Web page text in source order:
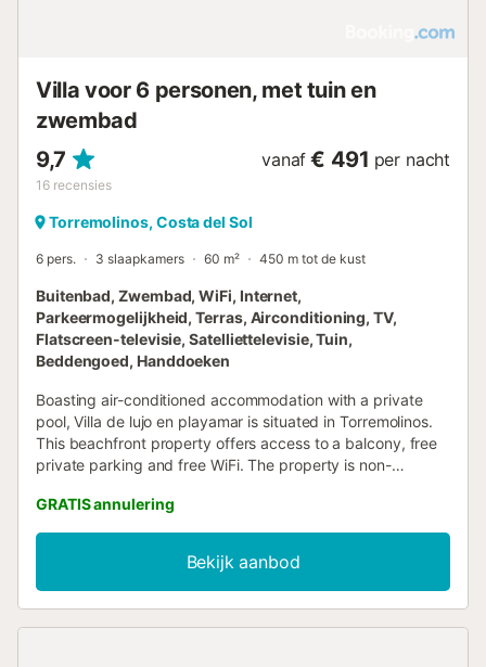
Villa voor 6 personen, met tuin en
zwembad
9,7
16 recensies
vanaf € 491 per nacht
Torremolinos, Costa del Sol
6 pers. 3 slaapkamers 60 m² 450 m tot de kust
Buitenbad, Zwembad, WiFi, Internet,
Parkeermogelijkheid, Terras, Airconditioning, TV,
Flatscreen-televisie, Satelliettelevisie, Tuin,
Beddengoed, Handdoeken
Boasting air-conditioned accommodation with a private
pool, Villa de lujo en playamar is situated in Torremolinos.
This beachfront property offers access to a balcony, free
private parking and free WiFi. The property is non-
GRATIS annulering
Bekijk aanbod